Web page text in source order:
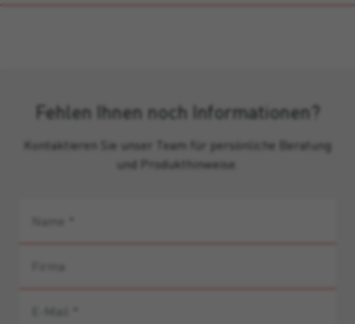
Fehlen Ihnen noch Informationen?
Kontaktieren Sie unser Team für persönliche Beratung
und Produkthinweise.